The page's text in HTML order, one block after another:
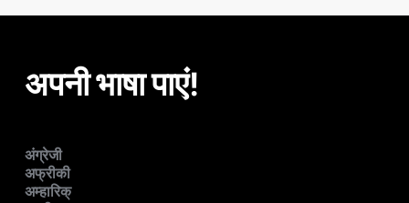
अपनी भाषा पाएं!
अंग्रेजी
अफ्रीकी
अम्हारिक्